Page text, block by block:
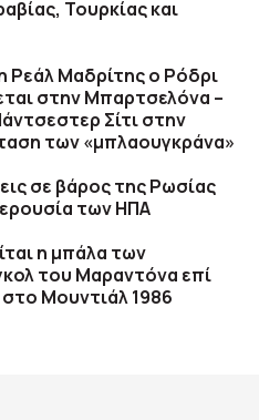
Τουρκίας και
Ρεάλ Μαδρίτης ο Ρόδρι
στην Μπαρτσελόνα –
Σίτι στην
των «μπλαουγκράνα»
σε βάρος της Ρωσίας
των ΗΠΑ
η μπάλα των
του Μαραντόνα επί
στο Μουντιάλ 1986